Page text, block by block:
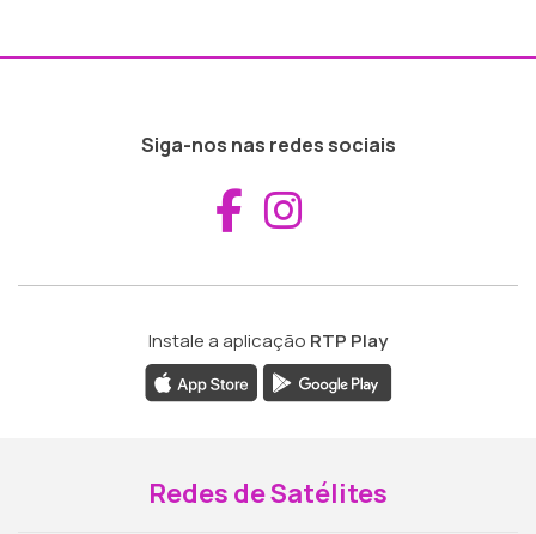
Siga-nos nas redes sociais
Aceder ao
Instale a aplicação RTP Play
Redes de Satélites